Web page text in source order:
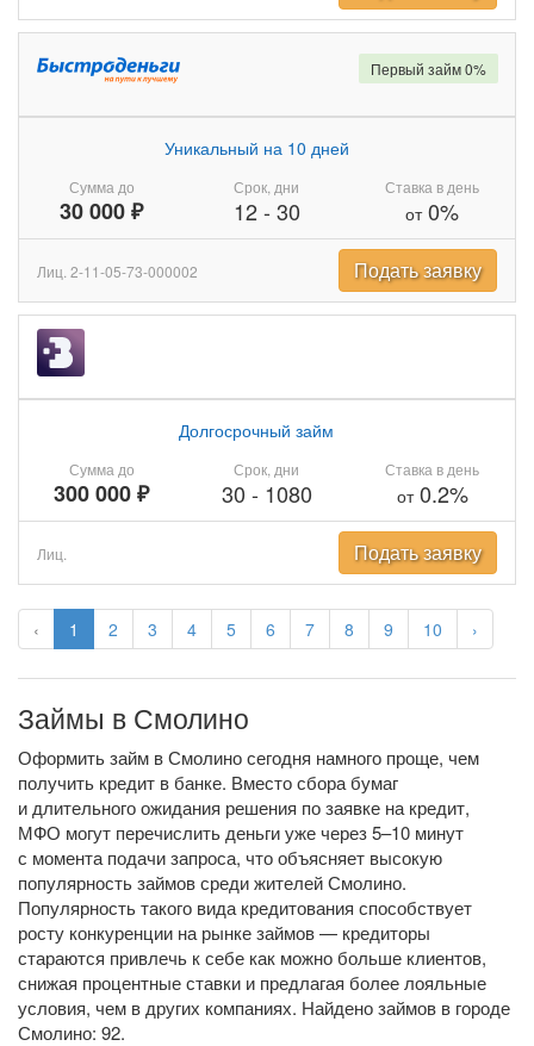
‹ 1 2 3 4 5 6 7 8 9 10 ›
Сумма до
30 000 ₽
Уникальный на 10 дней
Срок, дни
12- 30
Ставка в день
от0%
Первый займ 0%
Лиц. 2-11-05-73-000002 Подать заявку
Сумма до
300 000 ₽
Долгосрочный займ
Срок, дни
30 - 1080
Ставка в день
от0.2%
Лиц. Подать заявку
Займы в Смолино
Оформить займ в Смолино сегодня намного проще, чем
получить кредит в банке. Вместо сбора бумаг
и длительного ожидания решения по заявке на кредит,
МФО могут перечислить деньги уже через 5–10 минут
с момента подачи запроса, что объясняет высокую
популярность займов среди жителей Смолино.
Популярность такого вида кредитования способствует
росту конкуренции на рынке займов — кредиторы
стараются привлечь к себе как можно больше клиентов,
снижая процентные ставки и предлагая более лояльные
условия, чем в других компаниях. Найдено займов в городе
Смолино: 92.